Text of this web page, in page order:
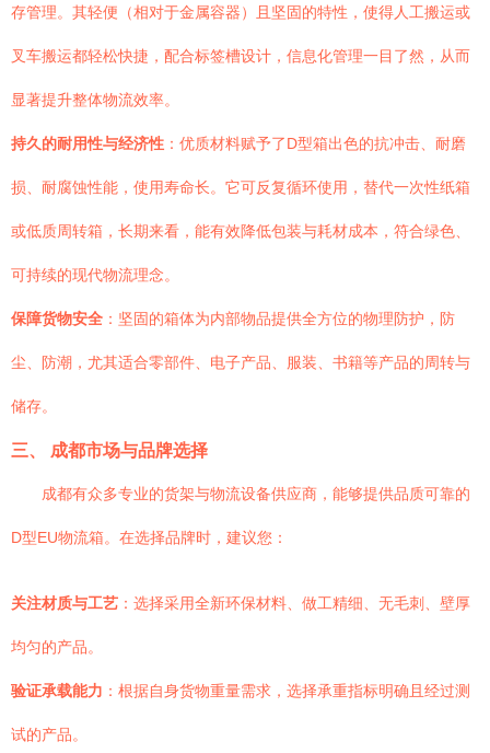
存管理。其轻便（相对于金属容器）且坚固的特性，使得人工搬运或
叉车搬运都轻松快捷，配合标签槽设计，信息化管理一目了然，从而
显著提升整体物流效率。
持久的耐用性与经济性 ：优质材料赋予了D型箱出色的抗冲击、耐磨
损、耐腐蚀性能，使用寿命长。它可反复循环使用，替代一次性纸箱
或低质周转箱，长期来看，能有效降低包装与耗材成本，符合绿色、
可持续的现代物流理念。
保障货物安全 ：坚固的箱体为内部物品提供全方位的物理防护，防
尘、防潮，尤其适合零部件、电子产品、服装、书籍等产品的周转与
储存。
三、 成都市场与品牌选择
成都有众多专业的货架与物流设备供应商，能够提供品质可靠的
D型EU物流箱。在选择品牌时，建议您：
关注材质与工艺 ：选择采用全新环保材料、做工精细、无毛刺、壁厚
均匀的产品。
验证承载能力 ：根据自身货物重量需求，选择承重指标明确且经过测
试的产品。